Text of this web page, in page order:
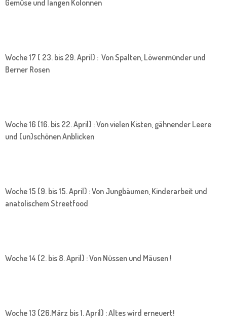
Gemüse und langen Kolonnen
Woche 17 ( 23. bis 29. April) : Von Spalten, Löwenmünder und
Berner Rosen
Woche 16 (16. bis 22. April) : Von vielen Kisten, gähnender Leere
und (un)schönen Anblicken
Woche 15 (9. bis 15. April) : Von Jungbäumen, Kinderarbeit und
anatolischem Streetfood
Woche 14 (2. bis 8. April) : Von Nüssen und Mäusen !
Woche 13 (26.März bis 1. April) : Altes wird erneuert!